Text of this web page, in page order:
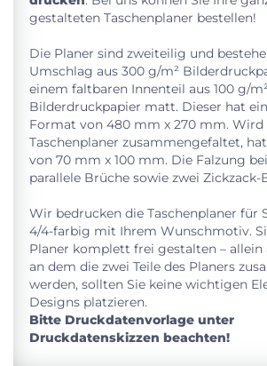
gestalteten Taschenplaner bestellen!
Die Planer sind zweiteilig und
Umschlag aus 300 g/m²
einem faltbaren Innenteil aus 100 g/
Bilderdruckpapier matt. Dieser hat
Format von 480 mm x 270 mm. Wird
Taschenplaner zusammengefaltet,
von 70 mm x 100 mm. Die Falzung
parallele Brüche sowie zwei Zickzack-
Wir bedrucken die Taschenplaner für
4/4-farbig mit Ihrem Wunschmotiv.
Planer komplett frei gestalten – allein
an dem die zwei Teile des Planers
werden, sollten Sie keine wichtigen
Designs platzieren.
Bitte Druckdatenvorlage unter
Druckdatenskizzen beachten!